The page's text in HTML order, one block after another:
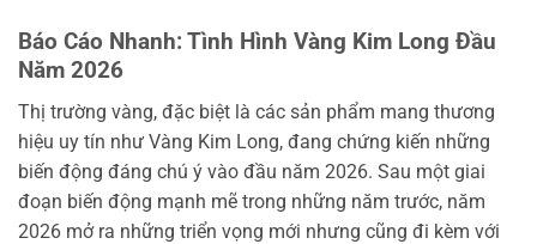
Báo Cáo Nhanh: Tình Hình Vàng Kim Long Đầu
Năm 2026
Thị trường vàng, đặc biệt là các sản phẩm mang thương
hiệu uy tín như Vàng Kim Long, đang chứng kiến những
biến động đáng chú ý vào đầu năm 2026. Sau một giai
đoạn biến động mạnh mẽ trong những năm trước, năm
2026 mở ra những triển vọng mới nhưng cũng đi kèm với